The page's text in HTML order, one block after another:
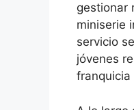
gestionar
miniserie
servicio
jóvenes
franquicia